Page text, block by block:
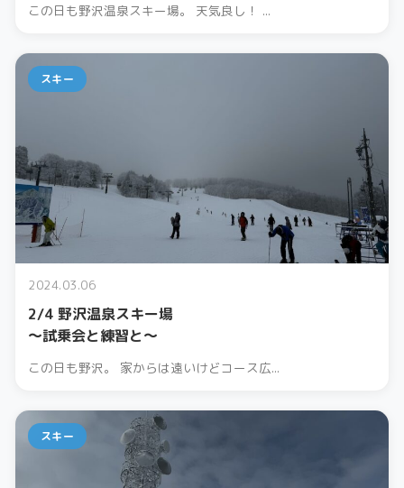
この日も野沢温泉スキー場。 天気良し！ ...
スキー
2024.03.06
2/4 野沢温泉スキー場
〜試乗会と練習と〜
この日も野沢。 家からは遠いけどコース広...
スキー